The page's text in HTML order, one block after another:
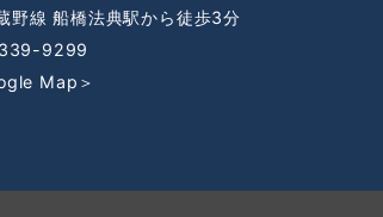
野線 船橋法典駅から徒歩3分
9299
Map ＞